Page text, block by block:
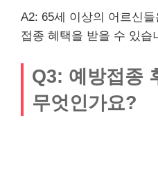
A2: 65세 이상의 어르신
접종 혜택을 받을 수 있습
Q3: 예방접종
무엇인가요?